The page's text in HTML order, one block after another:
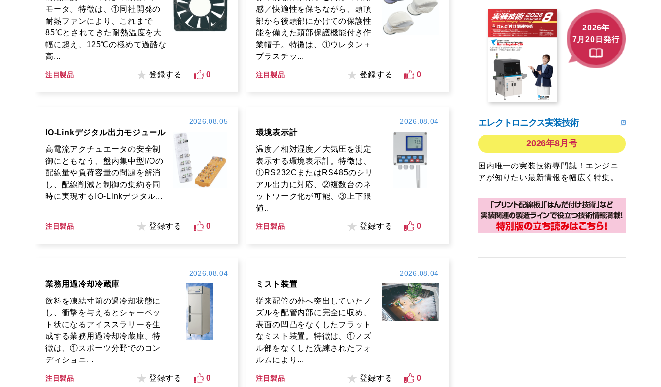
モータ。特徴は、①同社開発の
耐熱ファンにより、これまで
85℃とされてきた耐熱温度を大
幅に超え、125℃の極めて過酷な
高...
注目製品 登録する 0
感／快適性を保ちながら、頭頂
部から後頭部にかけての保護性
能を備えた頭部保護機能付き作
業帽子。特徴は、①ウレタン＋
プラスチッ...
注目製品 登録する 0
2026.08.05
IO-Linkデジタル出力モジュール
高電流アクチュエータの安全制
御にともなう、盤内集中型I/Oの
配線量や負荷容量の問題を解消
し、配線削減と制御の集約を同
時に実現するIO-Linkデジタル...
注目製品 登録する 0
2026.08.04
環境表示計
温度／相対湿度／大気圧を測定
表示する環境表示計。特徴は、
①RS232CまたはRS485のシリ
アル出力に対応、②複数台のネ
ットワーク化が可能、③上下限
値...
注目製品 登録する 0
2026.08.04
業務用過冷却冷蔵庫
飲料を凍結寸前の過冷却状態に
し、衝撃を与えるとシャーベッ
ト状になるアイススラリーを生
成する業務用過冷却冷蔵庫。特
徴は、①スポーツ分野でのコン
ディショニ...
注目製品 登録する 0
2026.08.04
ミスト装置
従来配管の外へ突出していたノ
ズルを配管内部に完全に収め、
表面の凹凸をなくしたフラット
なミスト装置。特徴は、①ノズ
ル部をなくした洗練されたフォ
ルムにより...
注目製品 登録する 0
2026年
7月20日発行
エレクトロニクス実装技術
2026年8月号
国内唯一の実装技術専門誌！エンジニ
アが知りたい最新情報を幅広く特集。